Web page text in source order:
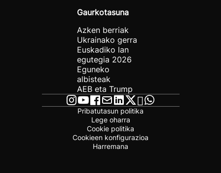
Gaurkotasuna
Azken berriak
Ukrainako gerra
Euskadiko lan
egutegia 2026
Eguneko
albisteak
AEB eta Trump
Pribatutasun politika
Lege oharra
Cookie politika
Cookieen konfigurazioa
Harremana